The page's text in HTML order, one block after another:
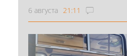
6 августа 21:11